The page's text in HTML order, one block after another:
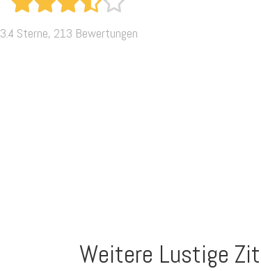
3.4 Sterne, 213 Bewertungen
Weitere Lustige